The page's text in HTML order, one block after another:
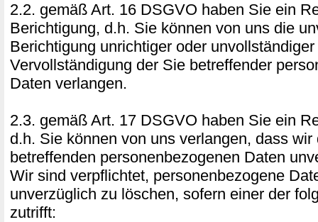
2.2. gemäß Art. 16 DSGVO haben Sie ein
Berichtigung, d.h. Sie können von uns die
Berichtigung unrichtiger oder
Vervollständigung der Sie betreffender
Daten verlangen.
2.3. gemäß Art. 17 DSGVO haben Sie ein
d.h. Sie können von uns verlangen, dass wir
betreffenden personenbezogenen Daten
Wir sind verpflichtet, personenbezogene
unverzüglich zu löschen, sofern einer der
zutrifft: